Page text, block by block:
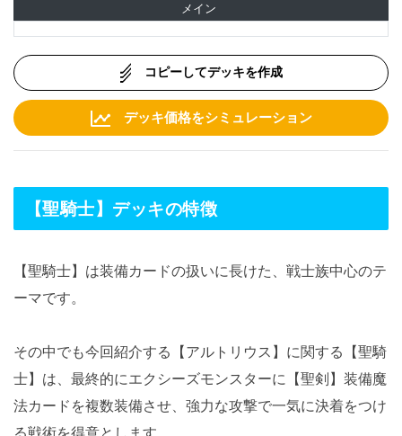
メイン
コピーしてデッキを作成
デッキ価格をシミュレーション
【聖騎士】デッキの特徴
【聖騎士】は装備カードの扱いに長けた、戦士族中心のテ
ーマです。
その中でも今回紹介する【アルトリウス】に関する【聖騎
士】は、最終的にエクシーズモンスターに【聖剣】装備魔
法カードを複数装備させ、強力な攻撃で一気に決着をつけ